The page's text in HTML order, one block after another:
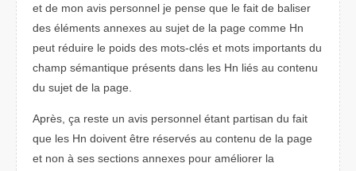
et de mon avis personnel je pense que le fait de baliser
des éléments annexes au sujet de la page comme Hn
peut réduire le poids des mots-clés et mots importants du
champ sémantique présents dans les Hn liés au contenu
du sujet de la page.
Après, ça reste un avis personnel étant partisan du fait
que les Hn doivent être réservés au contenu de la page
et non à ses sections annexes pour améliorer la